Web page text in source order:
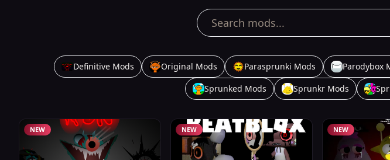
Definitive Mods Original Mods Parasprunki Mods Parodybox
Sprunked Mods
Sprunkr Mods
NEW NEW NEW